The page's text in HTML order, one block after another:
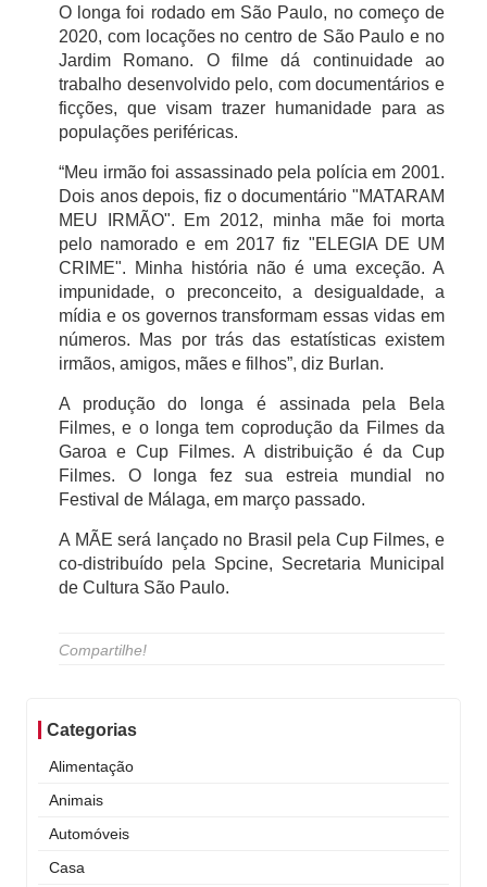
O longa foi rodado em São Paulo, no começo de
2020, com locações no centro de São Paulo e no
Jardim Romano. O filme dá continuidade ao
trabalho desenvolvido pelo, com documentários e
ficções, que visam trazer humanidade para as
populações periféricas.
“Meu irmão foi assassinado pela polícia em 2001.
Dois anos depois, fiz o documentário "MATARAM
MEU IRMÃO". Em 2012, minha mãe foi morta
pelo namorado e em 2017 fiz "ELEGIA DE UM
CRIME". Minha história não é uma exceção. A
impunidade, o preconceito, a desigualdade, a
mídia e os governos transformam essas vidas em
números. Mas por trás das estatísticas existem
irmãos, amigos, mães e filhos”, diz Burlan.
A produção do longa é assinada pela Bela
Filmes, e o longa tem coprodução da Filmes da
Garoa e Cup Filmes. A distribuição é da Cup
Filmes. O longa fez sua estreia mundial no
Festival de Málaga, em março passado.
A MÃE será lançado no Brasil pela Cup Filmes, e
co-distribuído pela Spcine, Secretaria Municipal
de Cultura São Paulo.
Compartilhe!
Categorias
Alimentação
Animais
Automóveis
Casa